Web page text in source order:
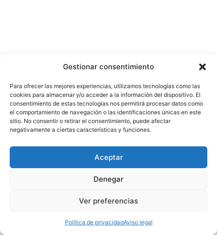
Gestionar consentimiento
Para ofrecer las mejores experiencias, utilizamos tecnologías como las
cookies para almacenar y/o acceder a la información del dispositivo. El
consentimiento de estas tecnologías nos permitirá procesar datos como
el comportamiento de navegación o las identificaciones únicas en este
sitio. No consentir o retirar el consentimiento, puede afectar
negativamente a ciertas características y funciones.
Aceptar
Denegar
Ver preferencias
Política de privacidadAviso legal
Contacto
Nosotros
Aviso legal
Copyright © 2026 Escuela de Comunicación